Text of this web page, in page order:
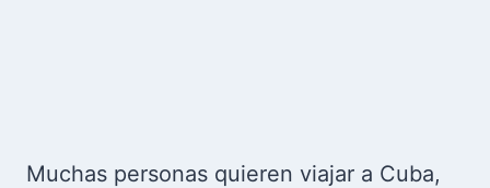
Muchas personas quieren viajar a Cuba,